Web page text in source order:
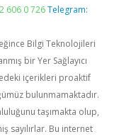
606 0 726 Telegram:
Bilgi Teknolojileri
bir Yer Sağlayıcı
içerikleri proaktif
bulunmamaktadır.
taşımakta olup,
sayılırlar. Bu internet